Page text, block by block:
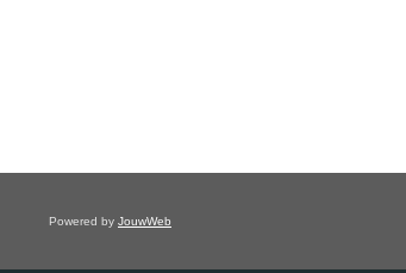
Powered by JouwWeb